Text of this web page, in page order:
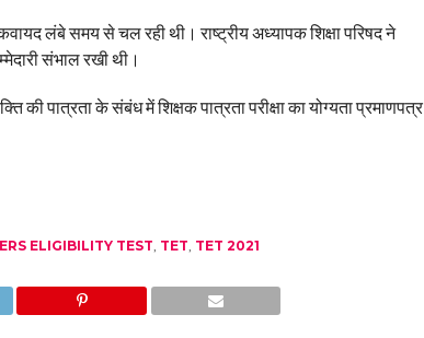
लंबे समय से चल रही थी। राष्ट्रीय अध्यापक शिक्षा परिषद ने
संभाल रखी थी।
पात्रता के संबंध में शिक्षक पात्रता परीक्षा का योग्यता प्रमाणपत्र
ELIGIBILITY TEST, TET, TET 2021